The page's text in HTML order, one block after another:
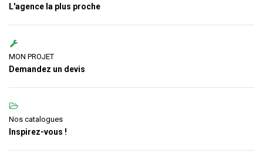
L'agence la plus proche
MON PROJET
Demandez un devis
Nos catalogues
Inspirez-vous !